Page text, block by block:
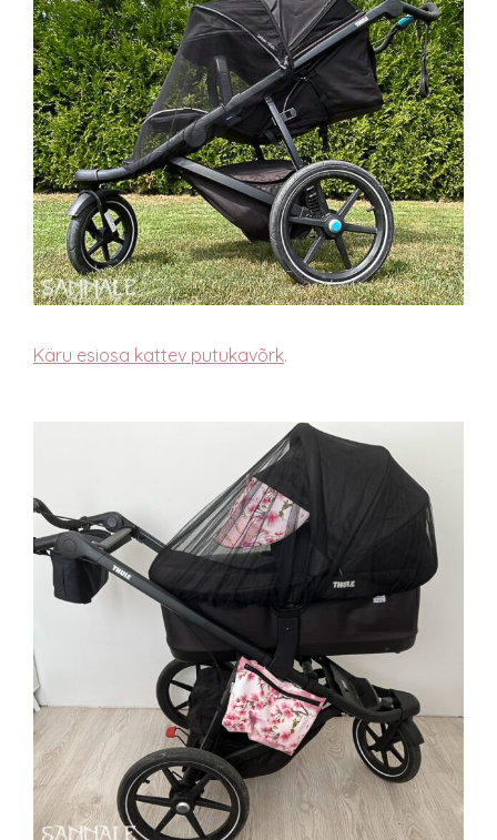
Käru esiosa kattev putukavõrk.